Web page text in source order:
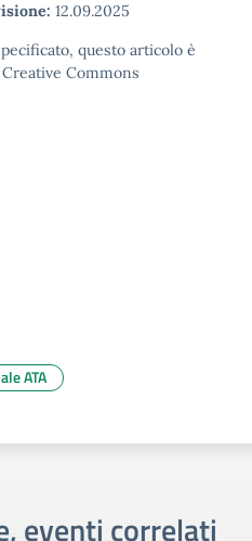
12.09.2025
questo articolo è
Commons
ATA
eventi correlati